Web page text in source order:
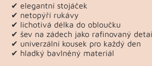
✔ elegantní stojáček
✔ netopýří rukávy
✔ lichotivá délka do obloučku
✔ šev na zádech jako rafinovaný
✔ univerzální kousek pro každý den
✔ hladký bavlněný materiál